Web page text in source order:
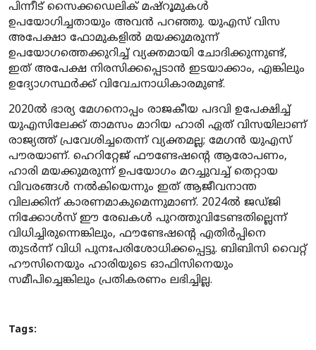
പിന്നീട് സൈക്കഡെലിക് മഷ്‌റൂമുകൾ
ഉപയോഗിച്ചതായും അവൻ പറഞ്ഞു. യുഎസ് വിസ
അപേക്ഷാ ഫോമുകളിൽ മയക്കുമരുന്ന്
ഉപയോഗത്തെക്കുറിച്ച് വ്യക്തമായി ചോദിക്കുന്നുണ്ട്,
ഇത് അപേക്ഷ നിരസിക്കപ്പെടാൻ ഇടയാക്കാം, എങ്കിലും
ഉദ്യോഗസ്ഥർക്ക് വിവേചനാധികാരമുണ്ട്.
2020ൽ ഭാര്യ മേഗനൊപ്പം രാജകീയ പദവി ഉപേക്ഷിച്ച്
യുഎസിലേക്ക് താമസം മാറിയ ഹാരി ഏത് വിസയിലാണ്
രാജ്യത്ത് പ്രവേശിച്ചതെന്ന് വ്യക്തമല്ല; മേഗൻ യുഎസ്
പൗരയാണ്. ഹെറിറ്റേജ് ഫൗണ്ടേഷൻ്റെ ആരോപണം,
ഹാരി മയക്കുമരുന്ന് ഉപയോഗം മറച്ചുവച്ച് തെറ്റായ
വിവരങ്ങൾ നൽകിയെന്നും ഇത് ആജീവനാന്ത
വിലക്കിന് കാരണമാകുമെന്നുമാണ്. 2024ൽ ജഡ്ജി
നിക്കോൾസ് ഈ രേഖകൾ പുറത്തുവിടേണ്ടതില്ലെന്ന്
വിധിച്ചിരുന്നെങ്കിലും, ഫൗണ്ടേഷൻ്റെ എതിർപ്പിനെ
തുടർന്ന് വിധി പുനഃപരിശോധിക്കപ്പെട്ടു. ബിബിസി വൈറ്റ്
ഹൗസിനെയും ഹാരിയുടെ ഓഫിസിനെയും
സമീപിച്ചെങ്കിലും പ്രതികരണം ലഭിച്ചില്ല.
Tags: